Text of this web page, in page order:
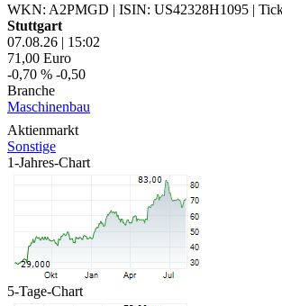
WKN: A2PMGD | ISIN: US42328H1095 |
Stuttgart
07.08.26 | 15:02
71,00 Euro
-0,70 % -0,50
Branche
Maschinenbau
Aktienmarkt
Sonstige
1-Jahres-Chart
5-Tage-Chart